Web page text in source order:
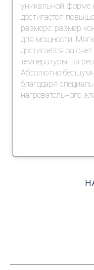
уникальной форме
достигается
размере: размер
для мощности.
достигается за
температуры
Абсолютно
благодаря
нагревательного